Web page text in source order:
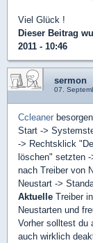
Viel Glück !
Dieser Beitrag
2011 - 10:46
sermon
07.
Ccleaner besorgen.
Start ->
-> Rechtsklick
löschen" setzten -
nach Treiber von
Neustart ->
Aktuelle Treiber
Neustarten und
Vorher solltest du
auch wirklich